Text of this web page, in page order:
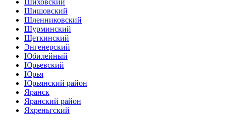
Шишовский
Шленниковский
Шурминский
Щеткинский
Энгенерский
Юбилейный
Юрьевский
Юрья
Юрьянский район
Яранск
Яранский район
Яхреньгский